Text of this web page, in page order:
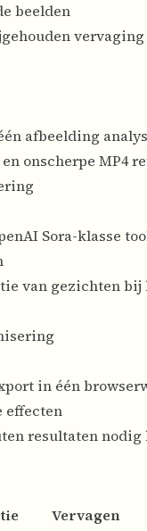
beelden
vervaging
afbeelding
onscherpe MP4
Sora-klasse
van gezichten bij
in één
effecten
resultaten nodig
Vervagen